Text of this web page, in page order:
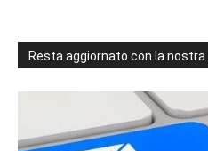
Resta aggiornato con la